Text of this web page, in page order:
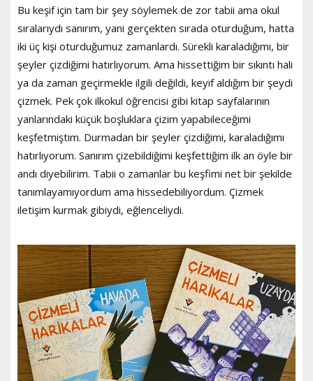
Bu keşif için tam bir şey söylemek de zor tabii ama okul
sıralarıydı sanırım, yani gerçekten sırada oturduğum, hatta
iki üç kişi oturduğumuz zamanlardı. Sürekli karaladığımı, bir
şeyler çizdiğimi hatırlıyorum. Ama hissettiğim bir sıkıntı hali
ya da zaman geçirmekle ilgili değildi, keyif aldığım bir şeydi
çizmek. Pek çok ilkokul öğrencisi gibi kitap sayfalarının
yanlarındaki küçük boşluklara çizim yapabileceğimi
keşfetmiştim. Durmadan bir şeyler çizdiğimi, karaladığımı
hatırlıyorum. Sanırım çizebildiğimi keşfettiğim ilk an öyle bir
andı diyebilirim. Tabii o zamanlar bu keşfimi net bir şekilde
tanımlayamıyordum ama hissedebiliyordum. Çizmek
iletişim kurmak gibiydi, eğlenceliydi.